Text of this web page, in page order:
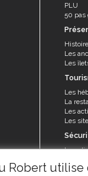
Robert
PLU
50 pas
Histoire
Les
Les
Les
La
Les
Les
La